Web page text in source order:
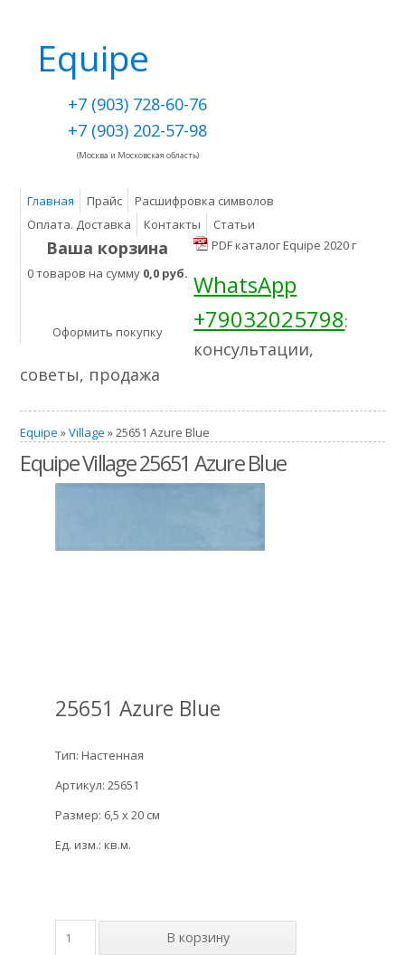
Equipe
+7 (903) 728-60-76
+7 (903) 202-57-98
(Москва и Московская область)
Главная Прайс
Расшифровка символов
Оплата. Доставка
Контакты Статьи
Ваша корзина
0 товаров на сумму 0,0 руб.
Оформить покупку
PDF каталог Equipe 2020 г
WhatsApp
+79032025798:
консультации,
советы, продажа
Equipe »Village » 25651 Azure Blue
Equipe Village 25651 Azure Blue
25651 Azure Blue
Тип: Настенная
Артикул: 25651
Размер: 6,5 x 20 см
Ед. изм.: кв.м.